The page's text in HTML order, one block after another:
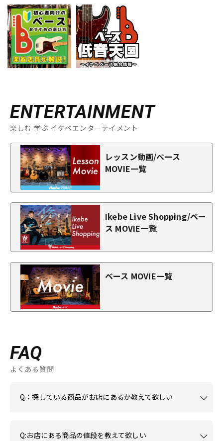
ENTERTAINMENT
楽しむ 学ぶ イケベエンターテイメント
レッスン動画/ベース
MOVIE一覧
Ikebe Live Shopping/ベー
ス MOVIE一覧
ベース MOVIE一覧
FAQ
よくある質問
Q：探している商品がお店にあるか教えて欲しい
Q:お店にある商品の値段を教えて欲しい